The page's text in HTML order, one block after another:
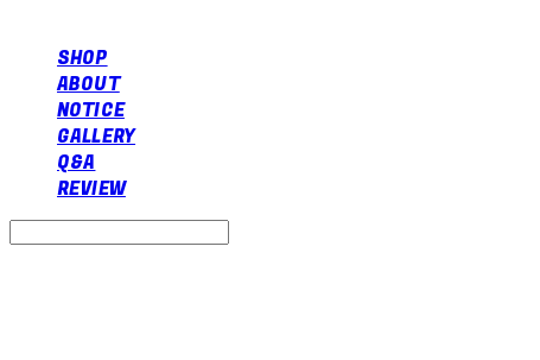
SHOP
ABOUT
NOTICE
GALLERY
Q&A
REVIEW